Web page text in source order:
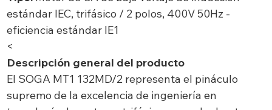
estándar IEC, trifásico / 2 polos, 400V 50Hz -
eficiencia estándar IE1
<
Descripción general del producto
El SOGA MT1 132MD/2 representa el pináculo
supremo de la excelencia de ingeniería en